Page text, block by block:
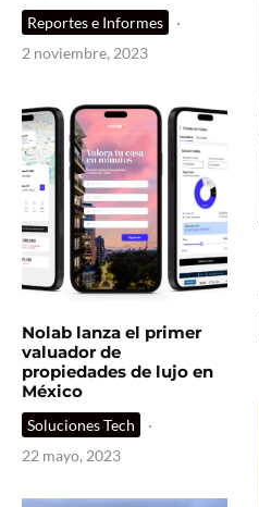
Reportes e Informes
·
2 noviembre, 2023
Nolab lanza el primer
valuador de
propiedades de lujo en
México
Soluciones Tech
·
22 mayo, 2023